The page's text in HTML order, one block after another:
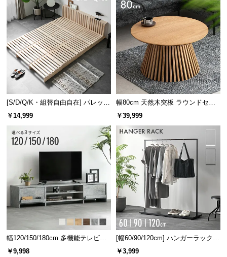
[S/D/Q/K・組替自由自在] パレット
ベッド 8/12/16枚セット
￥14,999
幅80cm 天然木突板 ラウンドセン
ターテーブル 美しい格子デザイン
￥39,999
幅120/150/180cm 多機能テレビボ
ード 木目/石目調 オープン収納・
￥9,998
[幅60/90/120cm] ハンガーラック
スチール 4段階高さ調節 サイドフ
￥3,999